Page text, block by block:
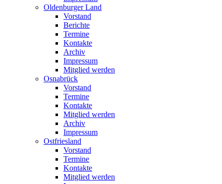
Oldenburger Land
Vorstand
Berichte
Termine
Kontakte
Archiv
Impressum
Mitglied werden
Osnabrück
Vorstand
Termine
Kontakte
Mitglied werden
Archiv
Impressum
Ostfriesland
Vorstand
Termine
Kontakte
Mitglied werden